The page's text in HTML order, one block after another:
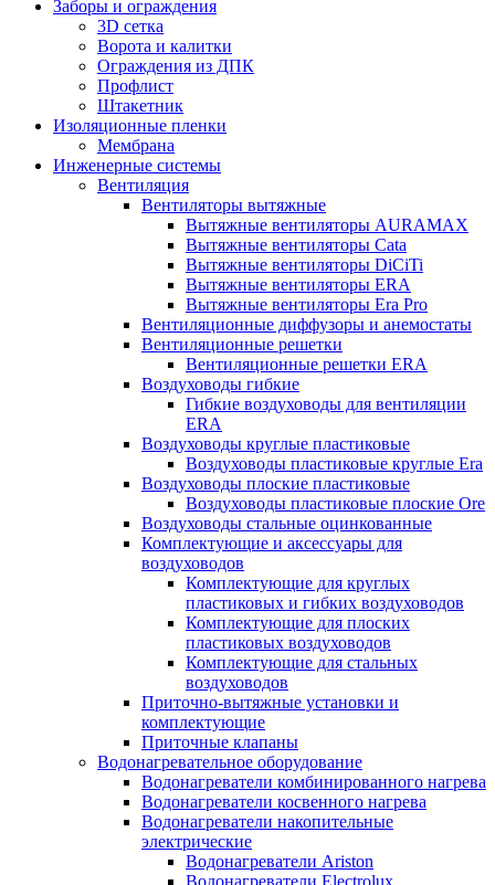
Заборы и ограждения
3D сетка
Ворота и калитки
Ограждения из ДПК
Профлист
Штакетник
Изоляционные пленки
Мембрана
Инженерные системы
Вентиляция
Вентиляторы вытяжные
Вытяжные вентиляторы AURAMAX
Вытяжные вентиляторы Cata
Вытяжные вентиляторы DiCiTi
Вытяжные вентиляторы ERA
Вытяжные вентиляторы Era Pro
Вентиляционные диффузоры и анемостаты
Вентиляционные решетки
Вентиляционные решетки ERA
Воздуховоды гибкие
Гибкие воздуховоды для вентиляции
ERA
Воздуховоды круглые пластиковые
Воздуховоды пластиковые круглые Era
Воздуховоды плоские пластиковые
Воздуховоды пластиковые плоские Ore
Воздуховоды стальные оцинкованные
Комплектующие и аксессуары для
воздуховодов
Комплектующие для круглых
пластиковых и гибких воздуховодов
Комплектующие для плоских
пластиковых воздуховодов
Комплектующие для стальных
воздуховодов
Приточно-вытяжные установки и
комплектующие
Приточные клапаны
Водонагревательное оборудование
Водонагреватели комбинированного нагрева
Водонагреватели косвенного нагрева
Водонагреватели накопительные
электрические
Водонагреватели Ariston